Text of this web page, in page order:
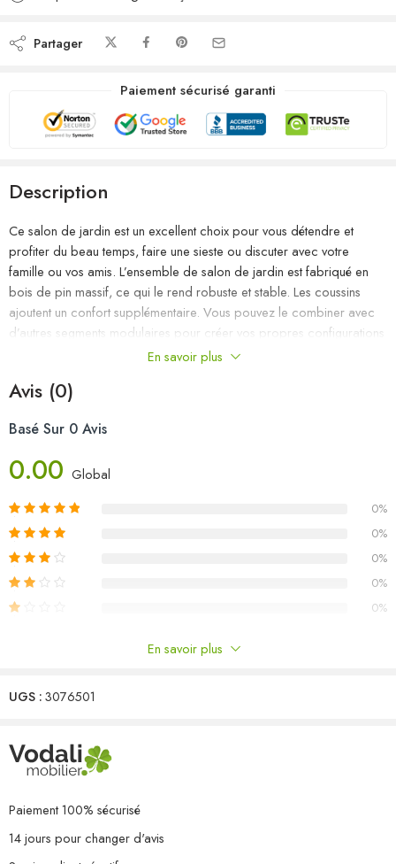
Partager
Paiement sécurisé garanti
Description
Ce salon de jardin est un excellent choix pour vous détendre et
profiter du beau temps, faire une sieste ou discuter avec votre
famille ou vos amis. L’ensemble de salon de jardin est fabriqué en
bois de pin massif, ce qui le rend robuste et stable. Les coussins
ajoutent un confort supplémentaire. Vous pouvez le combiner avec
d’autres segments modulaires pour créer vos propres configurations
de salon de jardin ! Remarque : afin de prolonger la durée de vie
avec une housse imperméable.
Couleur : gris
Matériau : bois de pin massif, tissu (100 % polyester)
H)
Dimensions du coussin de siège : 70 x 70 x 8 cm (L x l x é)
Dimensions du coussin de dossier/latéral : 70 x 40 x 8 cm (L x l x
é)
L’assemblage est requis
7 x coussin de siège
En savoir plus
Avis (0)
Basé Sur 0 Avis
0.00 Global
0%
0%
0%
0%
0%
Il n'y a pas encore de critiques.
En savoir plus
UGS :3076501
Paiement 100% sécurisé
14 jours pour changer d'avis